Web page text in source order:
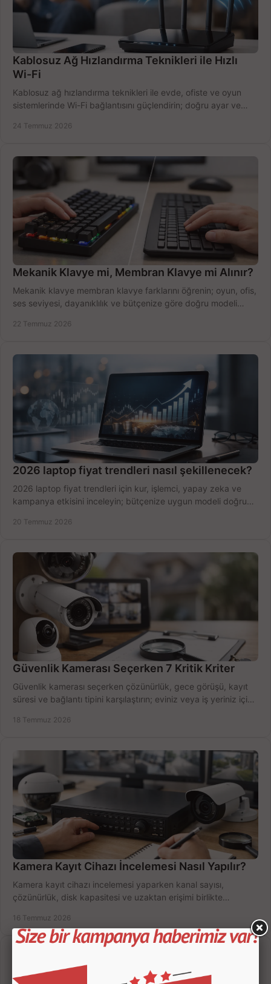
Kablosuz Ağ Hızlandırma Teknikleri ile Hızlı
Wi-Fi
Kablosuz ağ hızlandırma teknikleri ile evde, ofiste ve oyun
sistemlerinde Wi-Fi bağlantısını güçlendirin; doğru ayar ve
24 Temmuz 2026
Mekanik Klavye mi, Membran Klavye mi Alınır?
Mekanik klavye membran klavye farklarını öğrenin; oyun, ofis,
ses seviyesi, dayanıklılık ve bütçenize göre doğru modeli
22 Temmuz 2026
2026 laptop fiyat trendleri nasıl şekillenecek?
2026 laptop fiyat trendleri için kur, işlemci, yapay zeka ve
kampanya etkisini inceleyin; bütçenize uygun modeli doğru
20 Temmuz 2026
Güvenlik Kamerası Seçerken 7 Kritik Kriter
Güvenlik kamerası seçerken çözünürlük, gece görüşü, kayıt
süresi ve bağlantı tipini karşılaştırın; eviniz veya iş yeriniz için
18 Temmuz 2026
Kamera Kayıt Cihazı İncelemesi Nasıl Yapılır?
Kamera kayıt cihazı incelemesi yaparken kanal sayısı,
çözünürlük, disk kapasitesi ve uzaktan erişimi birlikte
16 Temmuz 2026